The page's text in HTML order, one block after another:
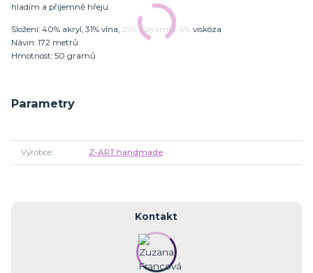
hladím a příjemně hřeju.
Složení: 40% akryl, 31% vlna, 25% polyamid, 4% viskóza
Návin: 172 metrů
Hmotnost: 50 gramů
Parametry
Výrobce Z-ART handmade
Kontakt